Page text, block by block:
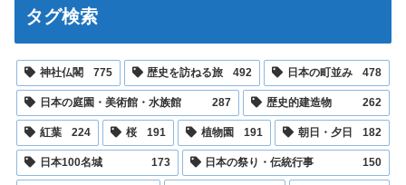
タグ検索
神社仏閣 775 歴史を訪ねる旅 492 日本の町並み 478
日本の庭園・美術館・水族館 287 歴史的建造物 262
紅葉 224 桜 191 植物園 191 朝日・夕日 182
日本100名城 173 日本の祭り・伝統行事 150